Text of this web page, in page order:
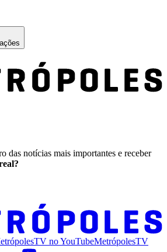
das notícias mais importantes e receber
noYouTubeMetrópolesTV